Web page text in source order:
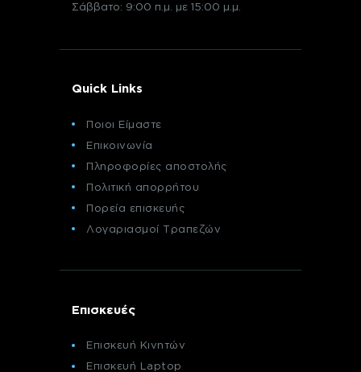
Σάββατο: 9:00 π.μ. με 15:00 μ.μ.
Quick Links
Ποιοι Είμαστε
Επικοινωνία
Πληροφορίες αποστολής
Πολιτική απορρήτου
Πορεία επισκευής
Λογαριασμοί Τραπεζών
Επισκευές
Επισκευή Κινητών
Επισκευή Laptop